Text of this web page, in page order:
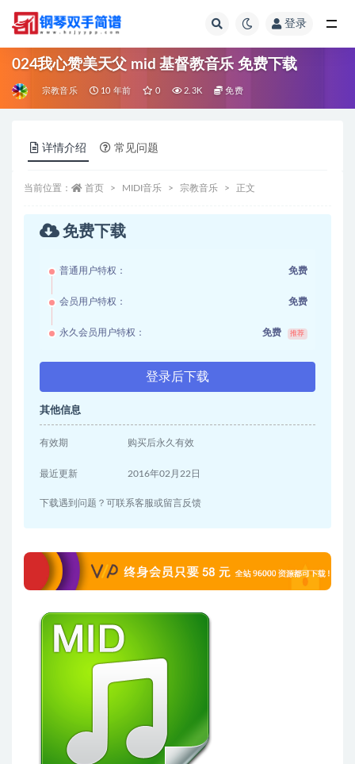
登录
024我心赞美天父 mid 基督教音乐 免费下载
宗教音乐 10 年前 0 2.3K 免费
详情介绍 常见问题
当前位置： 首页 MIDI音乐 宗教音乐 正文
免费下载
普通用户特权： 免费
会员用户特权： 免费
永久会员用户特权： 免费 推荐
登录后下载
其他信息
有效期 购买后永久有效
最近更新 2016年02月22日
下载遇到问题？可联系客服或留言反馈